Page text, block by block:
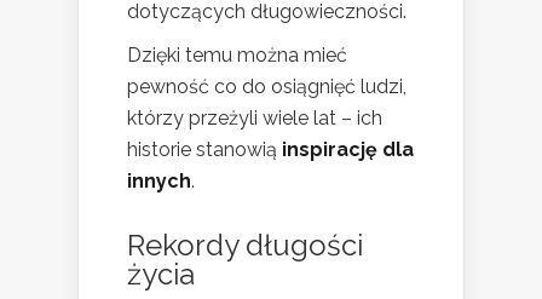
dotyczących długowieczności.
Dzięki temu można mieć
pewność co do osiągnięć ludzi,
którzy przeżyli wiele lat – ich
historie stanowią inspirację dla
innych.
Rekordy długości
życia